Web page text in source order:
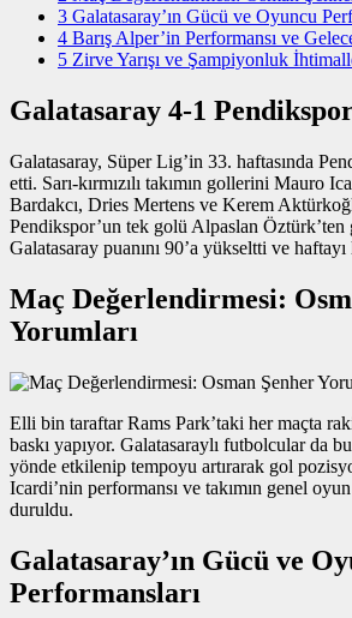
3 Galatasaray’ın Gücü ve Oyuncu
4 Barış Alper’in Performansı ve
5 Zirve Yarışı ve Şampiyonluk
Galatasaray 4-1
Galatasaray, Süper Lig’in 33. haftasında
etti. Sarı-kırmızılı takımın gollerini Mauro
Bardakcı, Dries Mertens ve Kerem
Pendikspor’un tek golü Alpaslan
Galatasaray puanını 90’a yükseltti ve haftayı
Maç Değerlendirmesi:
Yorumları
Elli bin taraftar Rams Park’taki her maçta
baskı yapıyor. Galatasaraylı futbolcular da
yönde etkilenip tempoyu artırarak gol
Icardi’nin performansı ve takımın genel
duruldu.
Galatasaray’ın Gücü ve
Performansları